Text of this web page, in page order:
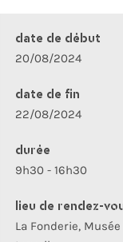
date de début
20/08/2024
date de fin
22/08/2024
durée
9h30 - 16h30
lieu de rendez-
La Fonderie,